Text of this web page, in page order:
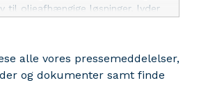
til olieafhængige løsninger, lyder
alle vores pressemeddelelser,
og dokumenter samt finde